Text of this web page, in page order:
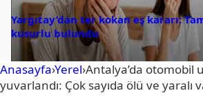
Yargıtay’dan ter kokan eş kararı:
kusurlu bulundu
Anasayfa›Yerel›Antalya’da otomobil
yuvarlandı: Çok sayıda ölü ve yaralı